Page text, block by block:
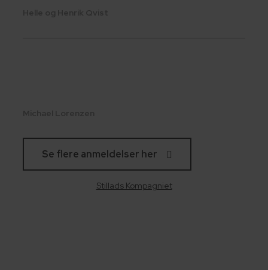
Se flere anmeldelser her
Stillads Kompagniet